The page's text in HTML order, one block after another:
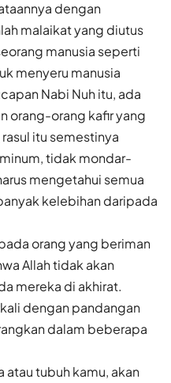
dengan
malaikat yang diutus
manusia seperti
menyeru manusia
Nabi Nuh itu, ada
orang-orang kafir yang
itu semestinya
tidak mondar-
mengetahui semua
kelebihan daripada
orang yang beriman
Allah tidak akan
mereka di akhirat.
dengan pandangan
dalam beberapa
atau tubuh kamu, akan